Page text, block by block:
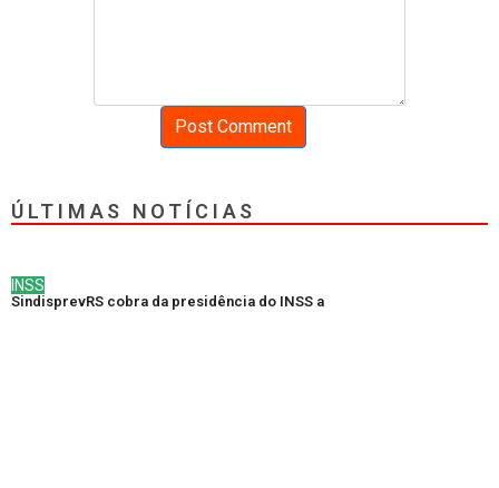
ÚLTIMAS NOTÍCIAS
INSS
SindisprevRS cobra da presidência do INSS a